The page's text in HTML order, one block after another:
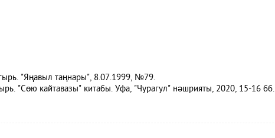
"Яңавыл таңнары", 8.07.1999, №79.
"Сөю кайтавазы" китабы. Уфа, "Чурагул" нәшрияты, 2020, 15-16 бб.